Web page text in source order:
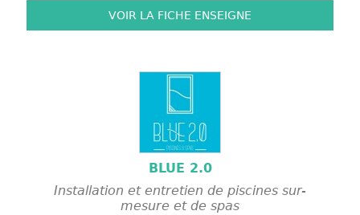
VOIR LA FICHE ENSEIGNE
BLUE 2.0
Installation et entretien de piscines sur-
mesure et de spas